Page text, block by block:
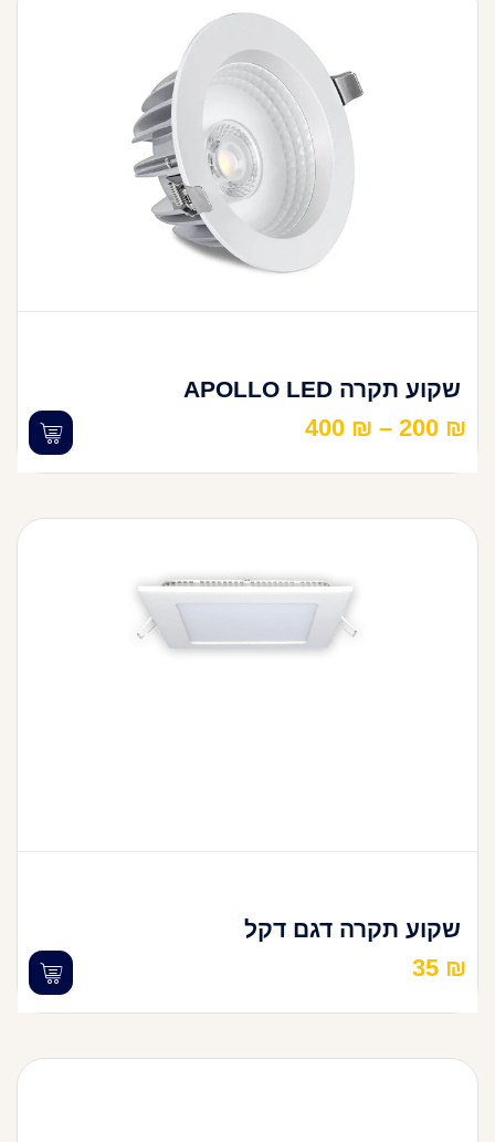
שקוע תקרה APOLLO LED
200 ₪
–
400 ₪
שקוע תקרה דגם דקל
35 ₪